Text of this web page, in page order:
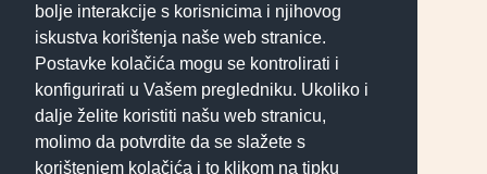
bolje interakcije s korisnicima i njihovog
iskustva korištenja naše web stranice.
Postavke kolačića mogu se kontrolirati i
konfigurirati u Vašem pregledniku. Ukoliko i
dalje želite koristiti našu web stranicu,
molimo da potvrdite da se slažete s
korištenjem kolačića i to klikom na tipku
UVJETI POSLOVANJA